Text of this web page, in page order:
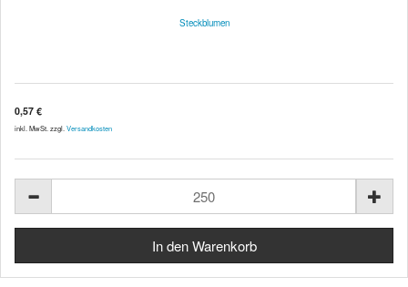
Steckblumen
0,57 €
inkl. MwSt. zzgl. Versandkosten